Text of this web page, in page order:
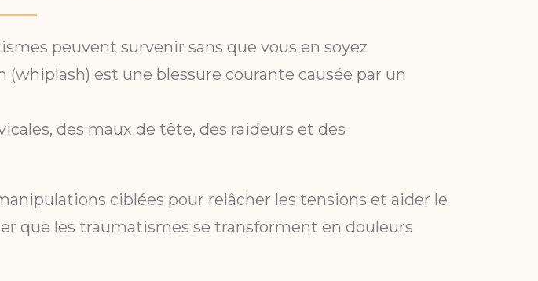
peuvent survenir sans que vous en soyez
est une blessure courante causée par un
des maux de tête, des raideurs et des
ciblées pour relâcher les tensions et aider le
que les traumatismes se transforment en douleurs